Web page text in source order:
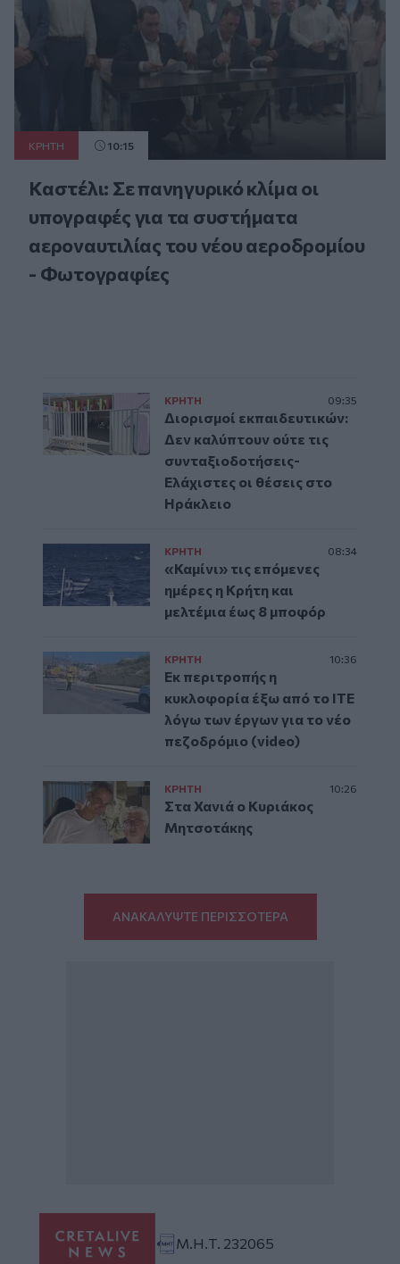
ΚΡΗΤΗ 10:15
Καστέλι: Σε πανηγυρικό κλίμα οι
υπογραφές για τα συστήματα
αεροναυτιλίας του νέου αεροδρομίου
- Φωτογραφίες
ΚΡΗΤΗ 09:35
Διορισμοί εκπαιδευτικών:
Δεν καλύπτουν ούτε τις
συνταξιοδοτήσεις-
Ελάχιστες οι θέσεις στο
Ηράκλειο
ΚΡΗΤΗ 08:34
«Καμίνι» τις επόμενες
ημέρες η Κρήτη και
μελτέμια έως 8 μποφόρ
ΚΡΗΤΗ 10:36
Εκ περιτροπής η
κυκλοφορία έξω από το ΙΤΕ
λόγω των έργων για το νέο
πεζοδρόμιο (video)
ΚΡΗΤΗ 10:26
Στα Χανιά ο Κυριάκος
Μητσοτάκης
ΑΝΑΚΑΛΥΨΤΕ ΠΕΡΙΣΣΟΤΕΡΑ
Μ.Η.Τ. 232065